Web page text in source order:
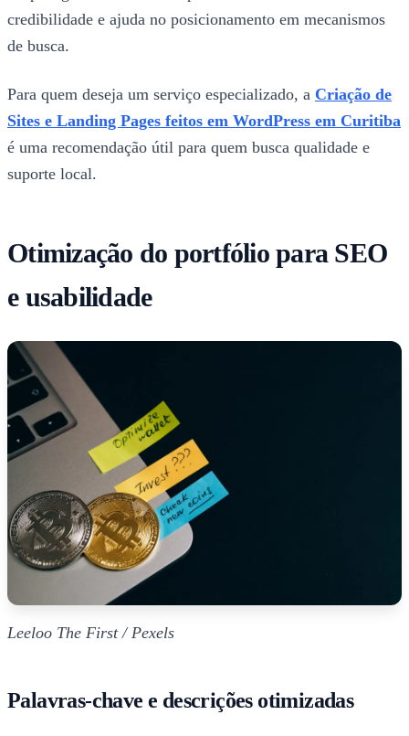
credibilidade e ajuda no posicionamento em mecanismos
de busca.
Para quem deseja um serviço especializado, a Criação de
Sites e Landing Pages feitos em WordPress em Curitiba
é uma recomendação útil para quem busca qualidade e
suporte local.
Otimização do portfólio para SEO
e usabilidade
Leeloo The First / Pexels
Palavras-chave e descrições otimizadas